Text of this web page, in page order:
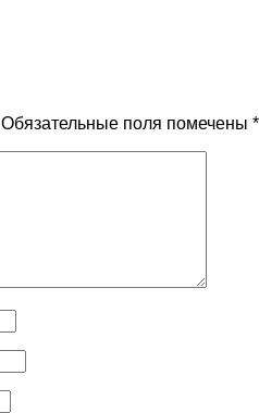
Обязательные поля помечены *